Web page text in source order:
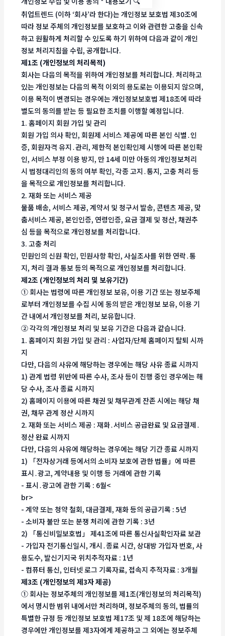
취업트렌드 (이하 ‘회사’라 한다)는 개인정보 보호법 제30조에
따라 정보 주체의 개인정보를 보호하고 이와 관련한 고충을 신속
하고 원활하게 처리할 수 있도록 하기 위하여 다음과 같이 개인
정보 처리지침을 수립, 공개합니다.
제1조 (개인정보의 처리목적)
회사는 다음의 목적을 위하여 개인정보를 처리합니다. 처리하고
있는 개인정보는 다음의 목적 이외의 용도로는 이용되지 않으며,
이용 목적이 변경되는 경우에는 개인정보보호법 제18조에 따라
별도의 동의를 받는 등 필요한 조치를 이행할 예정입니다.
1. 홈페이지 회원 가입 및 관리
회원 가입 의사 확인, 회원제 서비스 제공에 따른 본인 식별․인
증, 회원자격 유지․관리, 제한적 본인확인제 시행에 따른 본인확
인, 서비스 부정 이용 방지, 만 14세 미만 아동의 개인정보처리
시 법정대리인의 동의 여부 확인, 각종 고지․통지, 고충 처리 등
을 목적으로 개인정보를 처리합니다.
2. 재화 또는 서비스 제공
물품 배송, 서비스 제공, 계약서 및 청구서 발송, 콘텐츠 제공, 맞
춤서비스 제공, 본인인증, 연령인증, 요금 결제 및 정산, 채권추
심 등을 목적으로 개인정보를 처리합니다.
3. 고충 처리
민원인의 신원 확인, 민원사항 확인, 사실조사를 위한 연락․통
지, 처리 결과 통보 등의 목적으로 개인정보를 처리합니다.
제2조 (개인정보의 처리 및 보유기간)
① 회사는 법령에 따른 개인정보 보유, 이용 기간 또는 정보주체
로부터 개인정보를 수집 시에 동의 받은 개인정보 보유, 이용 기
간 내에서 개인정보를 처리, 보유합니다.
② 각각의 개인정보 처리 및 보유 기간은 다음과 같습니다.
1. 홈페이지 회원 가입 및 관리 : 사업자/단체 홈페이지 탈퇴 시까
지
다만, 다음의 사유에 해당하는 경우에는 해당 사유 종료 시까지
1) 관계 법령 위반에 따른 수사, 조사 등이 진행 중인 경우에는 해
당 수사, 조사 종료 시까지
2) 홈페이지 이용에 따른 채권 및 채무관계 잔존 시에는 해당 채
권, 채무 관계 정산 시까지
2. 재화 또는 서비스 제공 : 재화․서비스 공급완료 및 요금결제․
정산 완료 시까지
다만, 다음의 사유에 해당하는 경우에는 해당 기간 종료 시까지
1) 「전자상거래 등에서의 소비자 보호에 관한 법률」에 따른
표시․광고, 계약내용 및 이행 등 거래에 관한 기록
- 표시․광고에 관한 기록 : 6월<
br>
- 계약 또는 청약 철회, 대금결제, 재화 등의 공급기록 : 5년
- 소비자 불만 또는 분쟁 처리에 관한 기록 : 3년
2) 「통신비밀보호법」 제41조에 따른 통신사실확인자료 보관
- 가입자 전기통신일시, 개시․종료 시간, 상대방 가입자 번호, 사
용도수, 발신기지국 위치추적자료 : 1년
- 컴퓨터 통신, 인터넷 로그 기록자료, 접속지 추적자료 : 3개월
제3조 (개인정보의 제3자 제공)
① 회사는 정보주체의 개인정보를 제1조(개인정보의 처리목적)
에서 명시한 범위 내에서만 처리하며, 정보주체의 동의, 법률의
특별한 규정 등 개인정보 보호법 제17조 및 제 18조에 해당하는
경우에만 개인정보를 제3자에게 제공하고 그 외에는 정보주체